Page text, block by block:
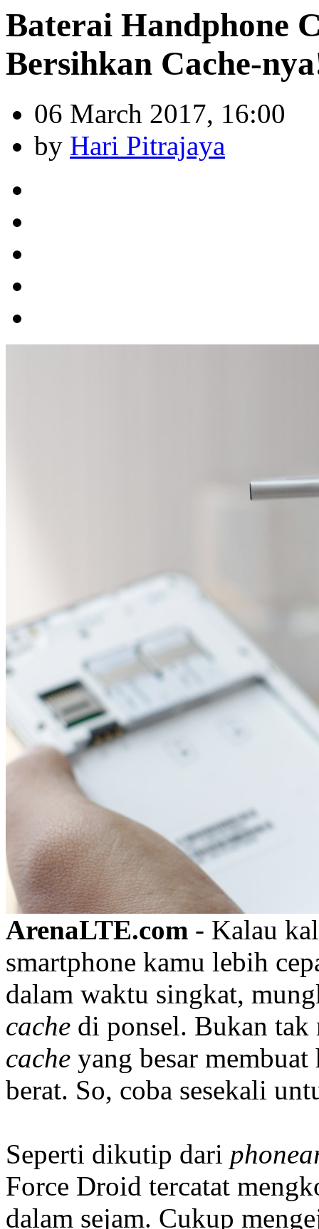
Baterai Handphone
Bersihkan Cache-
06 March 2017, 16:00
by Hari Pitrajaya
ArenaLTE.com - Kalau
smartphone kamu lebih
dalam waktu singkat,
cache di ponsel. Bukan tak
cache yang besar
berat. So, coba sesekali
Seperti dikutip dari
Force Droid tercatat
dalam sejam. Cukup